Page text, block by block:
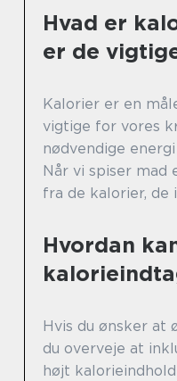
Hvad er
er de
Kalorier er en
vigtige for vores
nødvendige
Når vi spiser mad
fra de kalorier, de
Hvordan
Hvis du ønsker at
du overveje at
højt